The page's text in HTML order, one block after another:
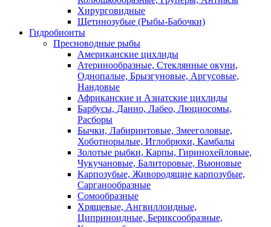
Хирурговидные
Щетинозубые (Рыбы-Бабочки)
Гидробионты
Пресноводные рыбы
Американские цихлиды
Атеринообразные, Стеклянные окуни,
Однопалые, Брызгуновые, Аргусовые,
Нандовые
Африканские и Азиатские цихлиды
Барбусы, Данио, Лабео, Люциосомы,
Расборы
Бычки, Лабиринтовые, Змееголовые,
Хоботнорылые, Иглобрюхи, Камбалы
Золотые рыбки, Карпы, Гиринохейловые,
Чукучановые, Балиторовые, Вьюновые
Карпозубые, Живородящие карпозубые,
Сарганообразные
Сомообразные
Хрящевые, Ангвиллоидные,
Циприноидные, Бериксообразные,